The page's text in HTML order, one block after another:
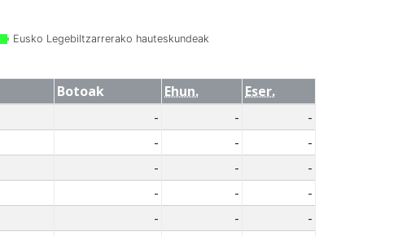
Eusko Legebiltzarrerako hauteskundeak
Botoak Ehun.
Eser.
- -
-
- -
-
- -
-
- -
-
- -
-